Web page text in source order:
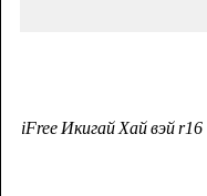
iFree Икигай Хай вэй r16